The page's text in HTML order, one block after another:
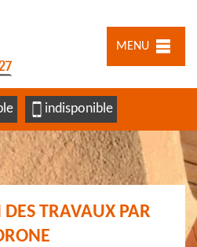
MENU
indisponible
TRAVAUX PAR